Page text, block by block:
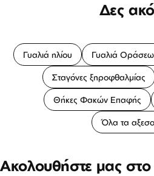
Δες
Γυαλιά ηλίου Γυαλιά
Σταγόνες ξηροφθαλμίας
Θήκες Φακών Επαφής
Όλα τα
Ακολουθήστε μας